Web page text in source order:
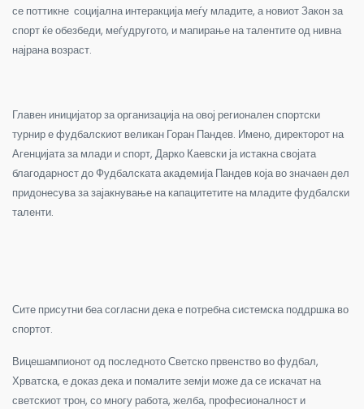
се поттикне социјална интеракција меѓу младите, а новиот Закон за
спорт ќе обезбеди, меѓудругото, и мапирање на талентите од нивна
најрана возраст.
Главен иницијатор за организација на овој регионален спортски
турнир е фудбалскиот великан Горан Пандев. Имено, директорот на
Агенцијата за млади и спорт, Дарко Каевски ја истакна својата
благодарност до Фудбалската академија Пандев која во значаен дел
придонесува за зајакнување на капацитетите на младите фудбалски
таленти.
Сите присутни беа согласни дека е потребна системска поддршка во
спортот.
Вицешампионот од последното Светско првенство во фудбал,
Хрватска, е доказ дека и помалите земји може да се искачат на
светскиот трон, со многу работа, желба, професионалност и